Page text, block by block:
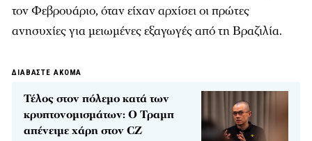
τον Φεβρουάριο, όταν είχαν αρχίσει οι πρώτες
ανησυχίες για μειωμένες εξαγωγές από τη Βραζιλία.
ΔΙΑΒΑΣΤΕ ΑΚΟΜΑ
Τέλος στον πόλεμο κατά των
κρυπτονομισμάτων: Ο Τραμπ
απένειμε χάρη στον CZ